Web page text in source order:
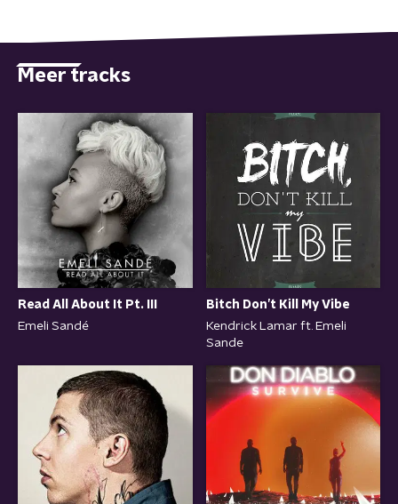
Meer tracks
Read All About It Pt. III
Emeli Sandé
Bitch Don’t Kill My Vibe
Kendrick Lamar ft. Emeli
Sande